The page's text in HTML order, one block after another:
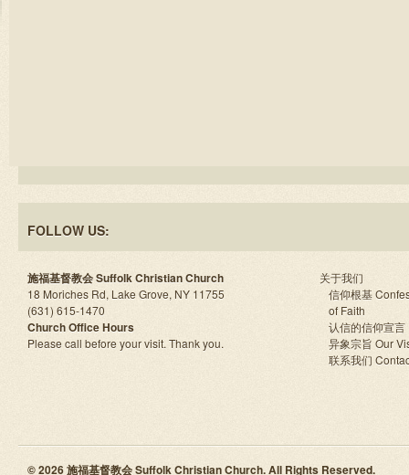
FOLLOW US:
施福基督教会 Suffolk Christian Church
18 Moriches Rd, Lake Grove, NY 11755
(631) 615-1470
Church Office Hours
Please call before your visit. Thank you.
关于我们
信仰根基
of Faith
认信的信仰宣言
异象宗旨 Our
联系我们
© 2026 施福基督教会 Suffolk Christian Church. All Rights Reserved.